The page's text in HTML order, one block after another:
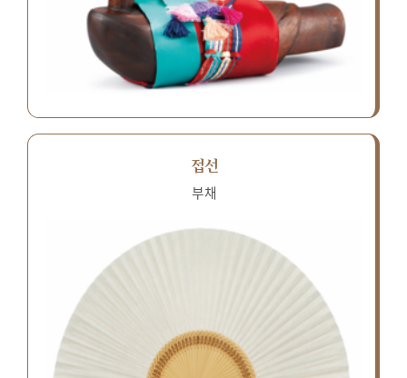
접선
부채